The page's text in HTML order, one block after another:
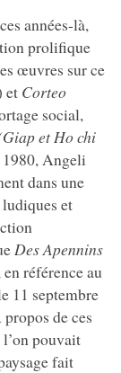
années-là,
prolifique
œuvres sur ce
et Corteo
social,
et Ho chi
Angeli
dans une
ludiques et
Des Apennins
en référence au
11 septembre
de ces
pouvait
fait